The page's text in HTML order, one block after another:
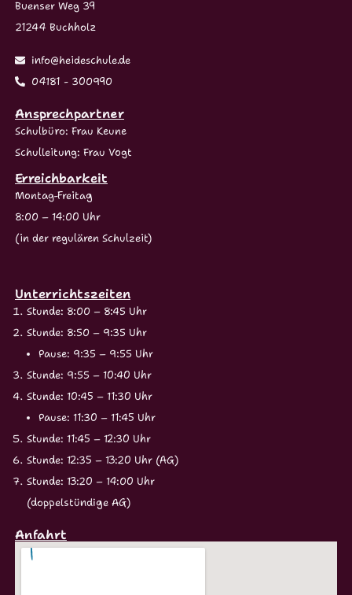
Buenser Weg 39
21244 Buchholz
info@heideschule.de
04181 - 300990
Ansprechpartner
Schulbüro: Frau Keune
Schulleitung: Frau Vogt
Erreichbarkeit
Montag-Freitag
8:00 – 14:00 Uhr
(in der regulären Schulzeit)
Unterrichtszeiten
Stunde: 8:00 – 8:45 Uhr
Stunde: 8:50 – 9:35 Uhr
Pause: 9:35 – 9:55 Uhr
Stunde: 9:55 – 10:40 Uhr
Stunde: 10:45 – 11:30 Uhr
Pause: 11:30 – 11:45 Uhr
Stunde: 11:45 – 12:30 Uhr
Stunde: 12:35 – 13:20 Uhr (AG)
Stunde: 13:20 – 14:00 Uhr
(doppelstündige AG)
Anfahrt